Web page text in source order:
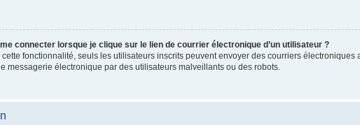
connecter lorsque je clique sur le lien de courrier électronique d’un utilisateur ?
fonctionnalité, seuls les utilisateurs inscrits peuvent envoyer des courriers
messagerie électronique par des utilisateurs malveillants ou des robots.